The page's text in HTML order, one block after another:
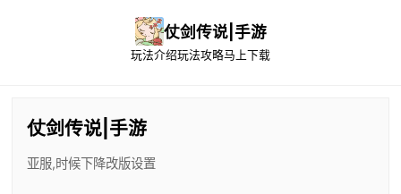
仗剑传说|手游
玩法介绍玩法攻略马上下载
仗剑传说|手游
亚服,时候下降改版设置